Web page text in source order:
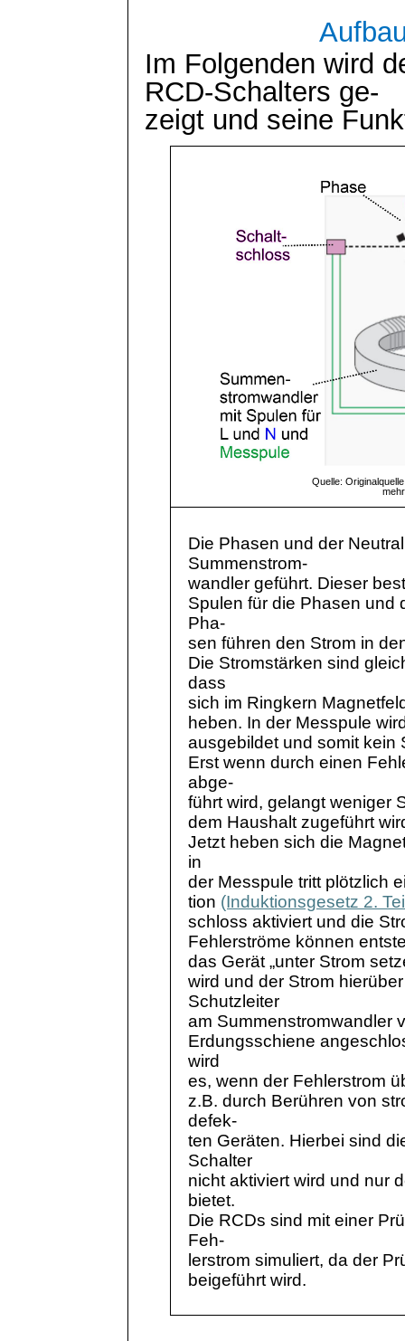
Im Folgenden wird
RCD-Schalters ge-
zeigt und seine
Quelle:
Die Phasen und der
Summenstrom-
wandlergeführt. Dieser
Spulen für die Phasen und
Pha-
sen führen den Strom in
Die Stromstärken sind
dass
sich im Ringkern
heben. In der Messpule
ausgebildet und somit kein
Erst wenn durch einen
abge-
führt wird, gelangt weniger
dem Haushalt zugeführt
Jetzt heben sich die
in
der Messpule tritt plötzlich
tion (Induktionsgesetz 2.
schloss aktiviert und die
Fehlerströme können
das Gerät „unter Strom
wird und der Strom
Schutzleiter
am Summenstromwandler
Erdungsschiene
wird
es, wenn der Fehlerstrom
z.B. durch Berühren von
defek-
ten Geräten. Hierbei sind
Schalter
nicht aktiviert wird und nur
bietet.
Die RCDs sind mit einer
Feh-
lerstrom simuliert, da der
beigeführt wird.